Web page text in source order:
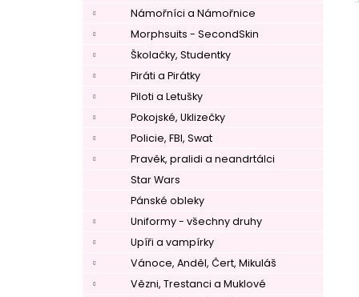
Námořníci a Námořnice
Morphsuits - SecondSkin
Školačky, Studentky
Piráti a Pirátky
Piloti a Letušky
Pokojské, Uklizečky
Policie, FBI, Swat
Pravěk, pralidi a neandrtálci
Star Wars
Pánské obleky
Uniformy - všechny druhy
Upíři a vampírky
Vánoce, Anděl, Čert, Mikuláš
Vězni, Trestanci a Muklové